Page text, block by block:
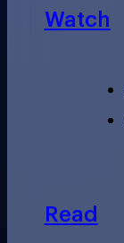
Watch
Read